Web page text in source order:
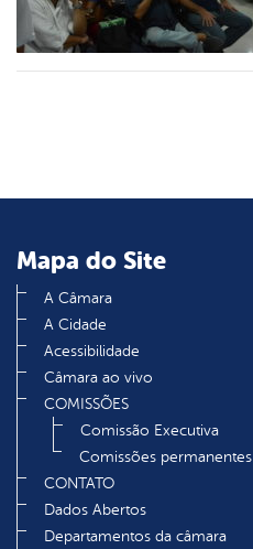
Mapa do Site
A Câmara
A Cidade
Acessibilidade
Câmara ao vivo
COMISSÕES
Comissão Executiva
Comissões permanentes
CONTATO
Dados Abertos
Departamentos da câmara